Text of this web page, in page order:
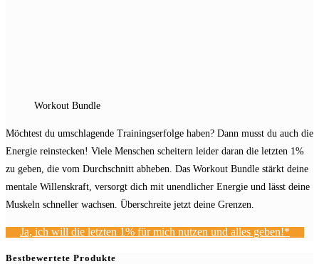
Workout Bundle
Möchtest du umschlagende Trainingserfolge haben? Dann musst du auch die
Energie reinstecken! Viele Menschen scheitern leider daran die letzten 1%
zu geben, die vom Durchschnitt abheben. Das Workout Bundle stärkt deine
mentale Willenskraft, versorgt dich mit unendlicher Energie und lässt deine
Muskeln schneller wachsen. Überschreite jetzt deine Grenzen.
Ja, ich will die letzten 1% für mich nutzen und alles geben!*
Bestbewertete Produkte